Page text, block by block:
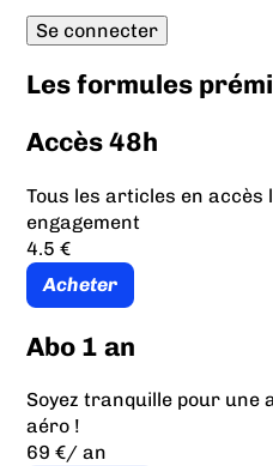
Les formules
Accès 48h
Tous les articles en accès
engagement
4.5 €
Acheter
Abo 1 an
Soyez tranquille pour une
aéro !
69 €/ an